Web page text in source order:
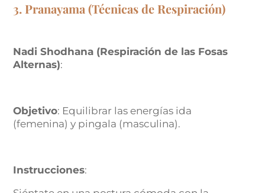
3. Pranayama (Técnicas de Respiración)
Nadi Shodhana (Respiración de las Fosas
Alternas):
Objetivo: Equilibrar las energías ida
(femenina) y pingala (masculina).
Instrucciones: